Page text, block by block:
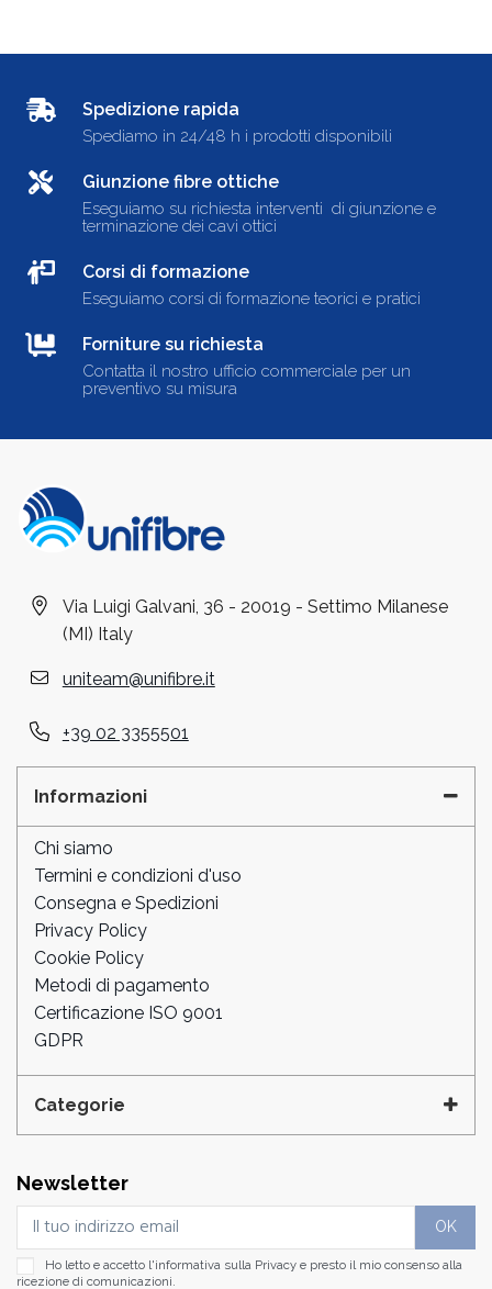
Spedizione rapida
Spediamo in 24/48 h i prodotti disponibili
Giunzione fibre ottiche
Eseguiamo su richiesta interventi di giunzione e
terminazione dei cavi ottici
Corsi di formazione
Eseguiamo corsi di formazione teorici e pratici
Forniture su richiesta
Contatta il nostro ufficio commerciale per un
preventivo su misura
Via Luigi Galvani, 36 - 20019 - Settimo Milanese
(MI) Italy
uniteam@unifibre.it
+39 02 3355501
Informazioni
Chi siamo
Termini e condizioni d'uso
Consegna e Spedizioni
Privacy Policy
Cookie Policy
Metodi di pagamento
Certificazione ISO 9001
GDPR
Categorie
Newsletter
Ho letto e accetto l'informativa sulla Privacy e presto il mio consenso alla
ricezione di comunicazioni.